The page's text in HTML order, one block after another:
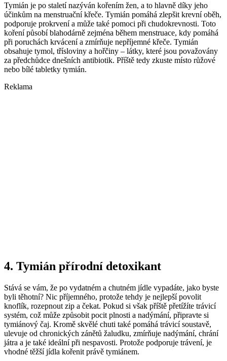
Tymián je po staletí nazýván kořením žen, a to hlavně díky jeho
účinkům na menstruační křeče. Tymián pomáhá zlepšit krevní oběh,
podporuje prokrvení a může také pomoci při chudokrevnosti. Toto
koření působí blahodárně zejména během menstruace, kdy pomáhá
při poruchách krvácení a zmírňuje nepříjemné křeče. Tymián
obsahuje tymol, třísloviny a hořčiny – látky, které jsou považovány
za předchůdce dnešních antibiotik. Příště tedy zkuste místo růžové
nebo bílé tabletky tymián.
Reklama
4. Tymián přírodní detoxikant
Stává se vám, že po vydatném a chutném jídle vypadáte, jako byste
byli těhotní? Nic příjemného, protože tehdy je nejlepší povolit
knoflík, rozepnout zip a čekat. Pokud si však příště přetížíte trávicí
systém, což může způsobit pocit plnosti a nadýmání, připravte si
tymiánový čaj. Kromě skvělé chuti také pomáhá trávicí soustavě,
ulevuje od chronických zánětů žaludku, zmírňuje nadýmání, chrání
játra a je také ideální při nespavosti. Protože podporuje trávení, je
vhodné těžší jídla kořenit právě tymiánem.